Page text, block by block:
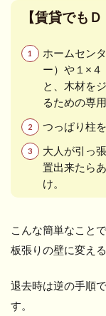
【賃貸でも
ホームセン
ー）や１×４
と、木材を
るための専
つっぱり柱
大人が引っ
置出来たら
け。
こんな簡単なこと
板張りの壁に変え
退去時は逆の手順
す。